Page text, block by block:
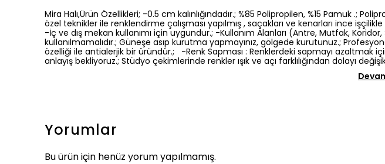
Mira Halı,Ürün Özellikleri; -0.5 cm kalınlığındadır.; %85 Polipropilen, %15 Pamuk .;
özel teknikler ile renklendirme çalışması yapılmış , saçakları ve kenarları ince
-İç ve dış mekan kullanımı için uygundur.; -Kullanım Alanları (Antre, Mutfak,
kullanılmamalıdır.; Güneşe asıp kurutma yapmayınız, gölgede kurutunuz.;
özelliği ile antialerjik bir üründür.; -Renk Sapması : Renklerdeki sapmayı
anlayış bekliyoruz.; Stüdyo çekimlerinde renkler ışık ve açı farklılığından dolayı
Yorumlar
Bu ürün için henüz yorum yapılmamış.